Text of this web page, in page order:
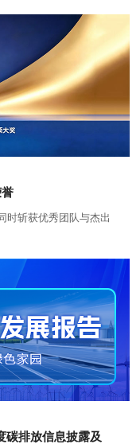
时斩获优秀团队与杰出
碳排放信息披露及